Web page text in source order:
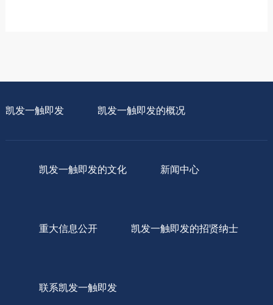
凯发一触即发 凯发一触即发的概况
凯发一触即发的文化 新闻中心
重大信息公开 凯发一触即发的招贤纳士
联系凯发一触即发